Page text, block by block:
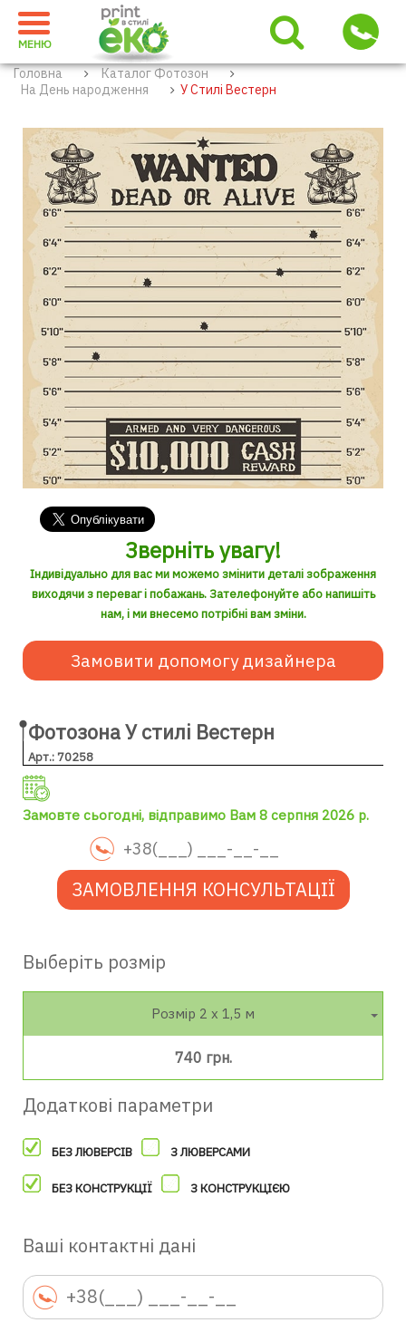
МЕНЮ
Головна
Каталог Фотозон
На День народження
У Стилі Вестерн
Зверніть увагу!
Індивідуально для вас ми можемо змінити деталі зображення
виходячи з переваг і побажань. Зателефонуйте або напишіть
нам, і ми внесемо потрібні вам зміни.
Замовити допомогу дизайнера
Фотозона У стилі Вестерн
Арт.: 70258
Замовте сьогодні, відправимо Вам 8 серпня 2026 р.
ЗАМОВЛЕННЯ КОНСУЛЬТАЦІЇ
Выберіть розмір
Розмір 2 х 1,5 м
740 грн.
Додаткові параметри
БЕЗ ЛЮВЕРСІВ З ЛЮВЕРСАМИ
БЕЗ КОНСТРУКЦІЇ З КОНСТРУКЦІЄЮ
Ваші контактні дані